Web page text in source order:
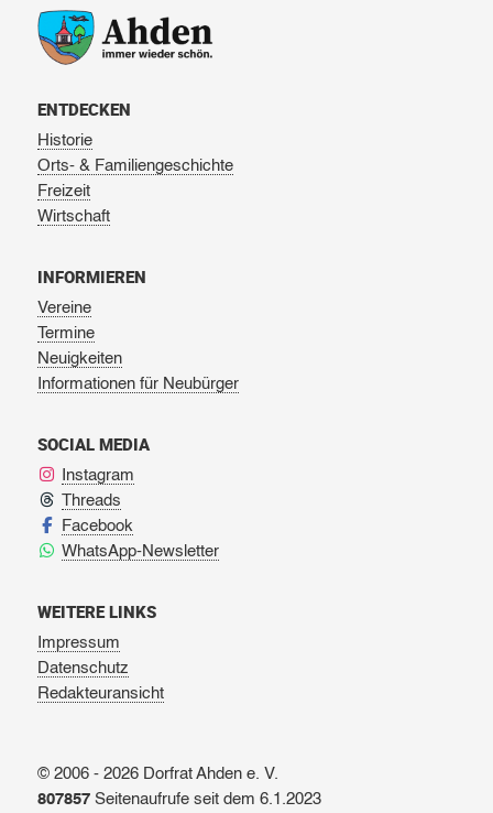
ENTDECKEN
Historie
Orts- & Familiengeschichte
Freizeit
Wirtschaft
INFORMIEREN
Vereine
Termine
Neuigkeiten
Informationen für Neubürger
SOCIAL MEDIA
Instagram
Threads
Facebook
WhatsApp-Newsletter
WEITERE LINKS
Impressum
Datenschutz
Redakteuransicht
© 2006 - 2026 Dorfrat Ahden e. V.
807857Seitenaufrufe seit dem 6.1.2023